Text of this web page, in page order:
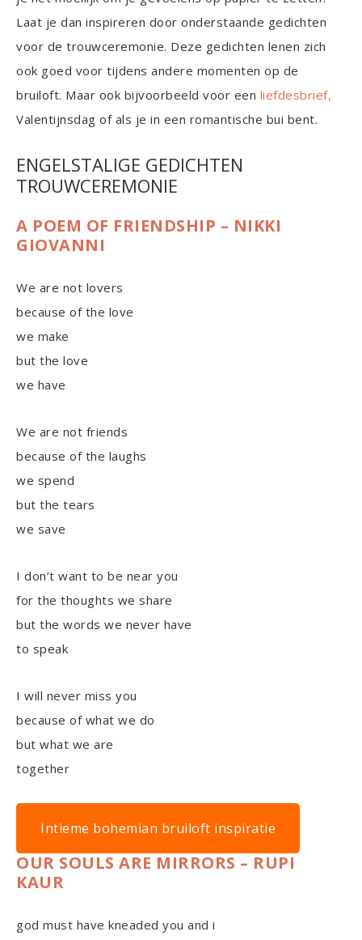
Laat je dan inspireren door onderstaande gedichten
voor de trouwceremonie. Deze gedichten lenen zich
ook goed voor tijdens andere momenten op de
bruiloft. Maar ook bijvoorbeeld voor een liefdesbrief,
Valentijnsdag of als je in een romantische bui bent.
ENGELSTALIGE GEDICHTEN
TROUWCEREMONIE
A POEM OF FRIENDSHIP – NIKKI
GIOVANNI
We are not lovers
because of the love
we make
but the love
we have
We are not friends
because of the laughs
we spend
but the tears
we save
I don’t want to be near you
for the thoughts we share
but the words we never have
to speak
I will never miss you
because of what we do
but what we are
together
Intieme bohemian bruiloft inspiratie
OUR SOULS ARE MIRRORS – RUPI
KAUR
god must have kneaded you and i